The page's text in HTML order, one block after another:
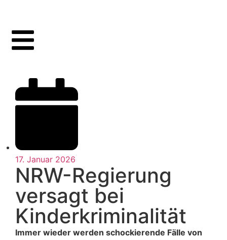
17. Januar 2026
NRW-Regierung
versagt bei
Kinderkriminalität
Immer wieder werden schockierende Fälle von